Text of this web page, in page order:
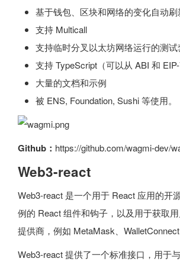
基于钱包、区块和网络的变化自动
支持 Multicall
支持临时分叉以太坊网络运行的测试
支持 TypeScript（可以从 ABI 和
大量的文档和示例
被 ENS, Foundation, Sushi 等使用。
Github： https://github.com/wagmi-dev/
Web3-react
Web3-react 是一个用于 React 应用的开
例的 React 组件和钩子，以及用于获取
提供商，例如 MetaMask、WalletConnect
Web3-react 提供了一个标准接口，用于